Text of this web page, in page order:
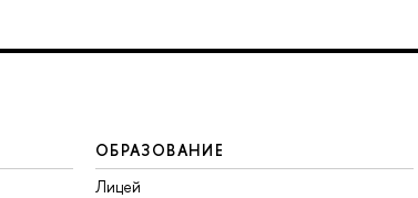
ОБРАЗОВАНИЕ
Лицей